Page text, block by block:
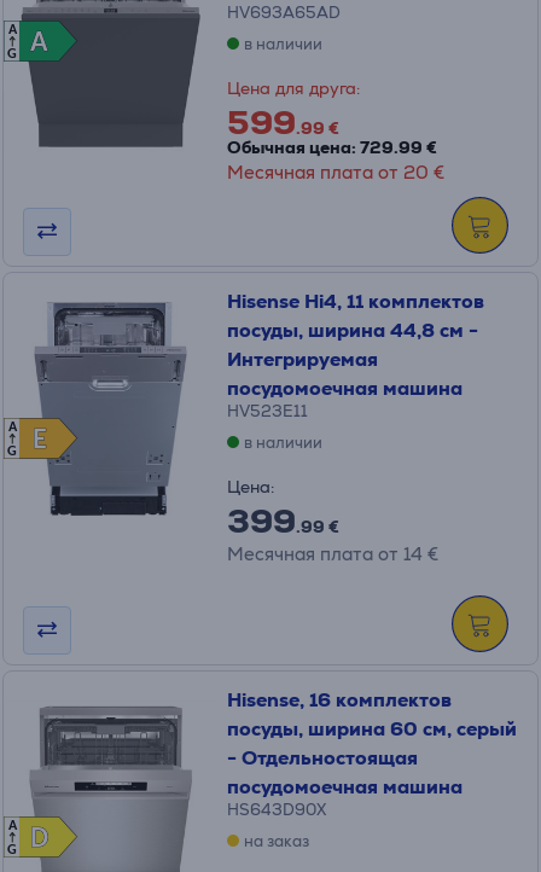
A
A
A
G
HV693A65AD
в наличии
Цена для друга:
599.99 €
Обычная цена: 729.99 €
Месячная плата от 20 €
E
E
A
G
Hisense Hi4, 11 комплектов
посуды, ширина 44,8 см -
Интегрируемая
посудомоечная машина
HV523E11
в наличии
Цена:
399.99 €
Месячная плата от 14 €
D
D
A
G
Hisense, 16 комплектов
посуды, ширина 60 см, серый
- Отдельностоящая
посудомоечная машина
HS643D90X
на заказ